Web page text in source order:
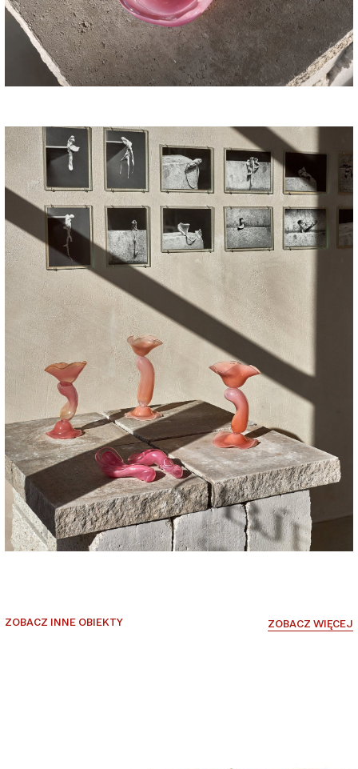
ZOBACZ INNE OBIEKTY ZOBACZ WIĘCEJ